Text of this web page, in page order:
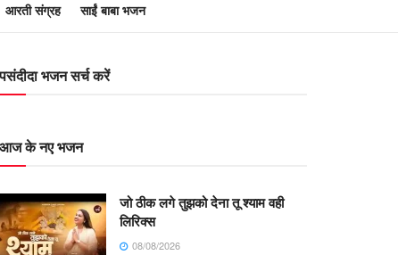
आरती संग्रह साईं बाबा भजन
पसंदीदा भजन सर्च करें
आज के नए भजन
जो ठीक लगे तुझको देना तू श्याम वही
लिरिक्स
08/08/2026